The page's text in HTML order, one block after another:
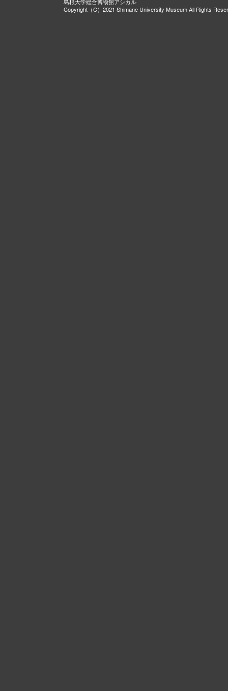
Copyright（C）2021 Shimane University Museum All Rights